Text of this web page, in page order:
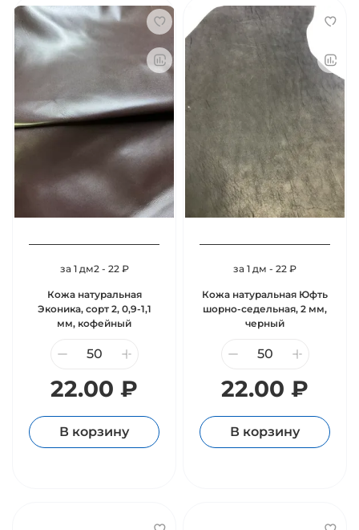
за 1 дм2 - 22 ₽
Кожа натуральная
Эконика, сорт 2, 0,9-1,1
мм, кофейный
22.00 ₽
В корзину
за 1 дм - 22 ₽
Кожа натуральная Юфть
шорно-седельная, 2 мм,
черный
22.00 ₽
В корзину